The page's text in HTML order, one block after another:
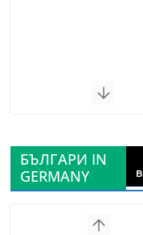
БЪЛГАРИ IN
GERMANY